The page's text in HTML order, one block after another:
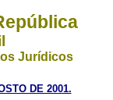
Jurídicos
DE 2001.